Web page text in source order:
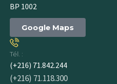
BP 1002
Google Maps
Tél. :
(+216) 71.842.244
(+216) 71.118.300